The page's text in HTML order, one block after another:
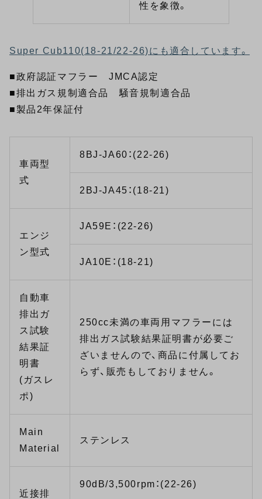
性を象徴。
Super Cub110(18-21/22-26)にも適合しています。
■政府認証マフラー JMCA認定
■排出ガス規制適合品 騒音規制適合品
■製品2年保証付
車両型
式
8BJ-JA60：(22-26)
2BJ-JA45：(18-21)
エンジ
ン型式
JA59E：(22-26)
JA10E：(18-21)
自動車
排出ガ
ス試験
結果証
明書
(ガスレ
ポ)
250cc未満の車両用マフラーには
排出ガス試験結果証明書が必要ご
ざいませんので、商品に付属してお
らず、販売もしておりません。
Main
Material
ステンレス
近接排
90dB/3,500rpm：(22-26)